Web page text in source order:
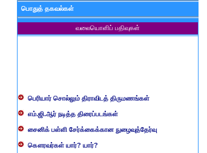
பொதுத் தகவல்கள்
வலையொளிப் பதிவுகள்
எம்.ஜி.ஆர் நடித்த திரைப்படங்கள்
சைனிக் பள்ளி சேர்க்கைக்கான நுழைவுத்தேர்வு
கௌரவர்கள் யார்? யார்?
தமிழ் ஆண்டுப் பெயர்கள்